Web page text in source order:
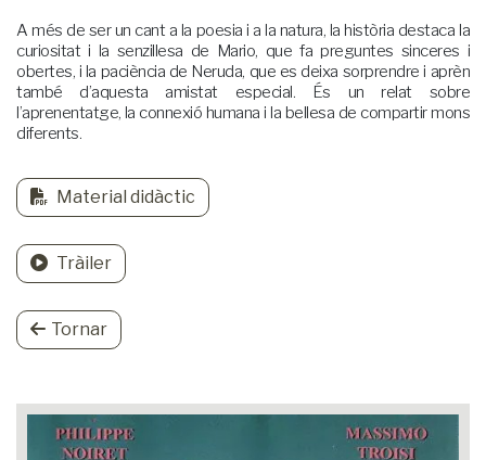
A més de ser un cant a la poesia i a la natura, la història destaca la
curiositat i la senzillesa de Mario, que fa preguntes sinceres i
obertes, i la paciència de Neruda, que es deixa sorprendre i aprèn
també d’aquesta amistat especial. És un relat sobre
l’aprenentatge, la connexió humana i la bellesa de compartir mons
diferents.
Material didàctic
Tràiler
Tornar